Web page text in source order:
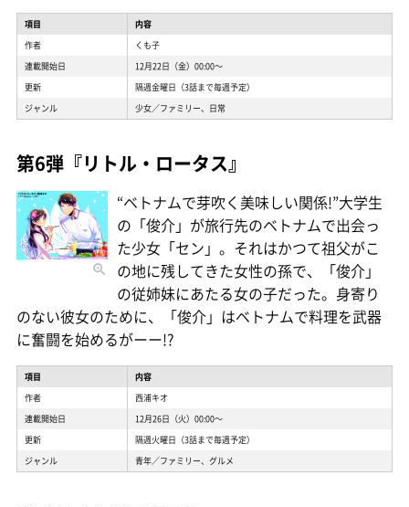
項目
内容
作者
くも子
連載開始日
12月22日（金）00:00〜
更新
隔週金曜日（3話まで毎週予定）
ジャンル
少女／ファミリー、日常
第6弾『リトル・ロータス』
“ベトナムで芽吹く美味しい関係!”大学生
の「俊介」が旅行先のベトナムで出会っ
た少女「セン」。それはかつて祖父がこ
の地に残してきた女性の孫で、「俊介」
の従姉妹にあたる女の子だった。身寄り
のない彼女のために、「俊介」はベトナムで料理を武器
に奮闘を始めるがーー!?
項目
内容
作者
西浦キオ
連載開始日
12月26日（火）00:00〜
更新
隔週火曜日（3話まで毎週予定）
ジャンル
青年／ファミリー、グルメ